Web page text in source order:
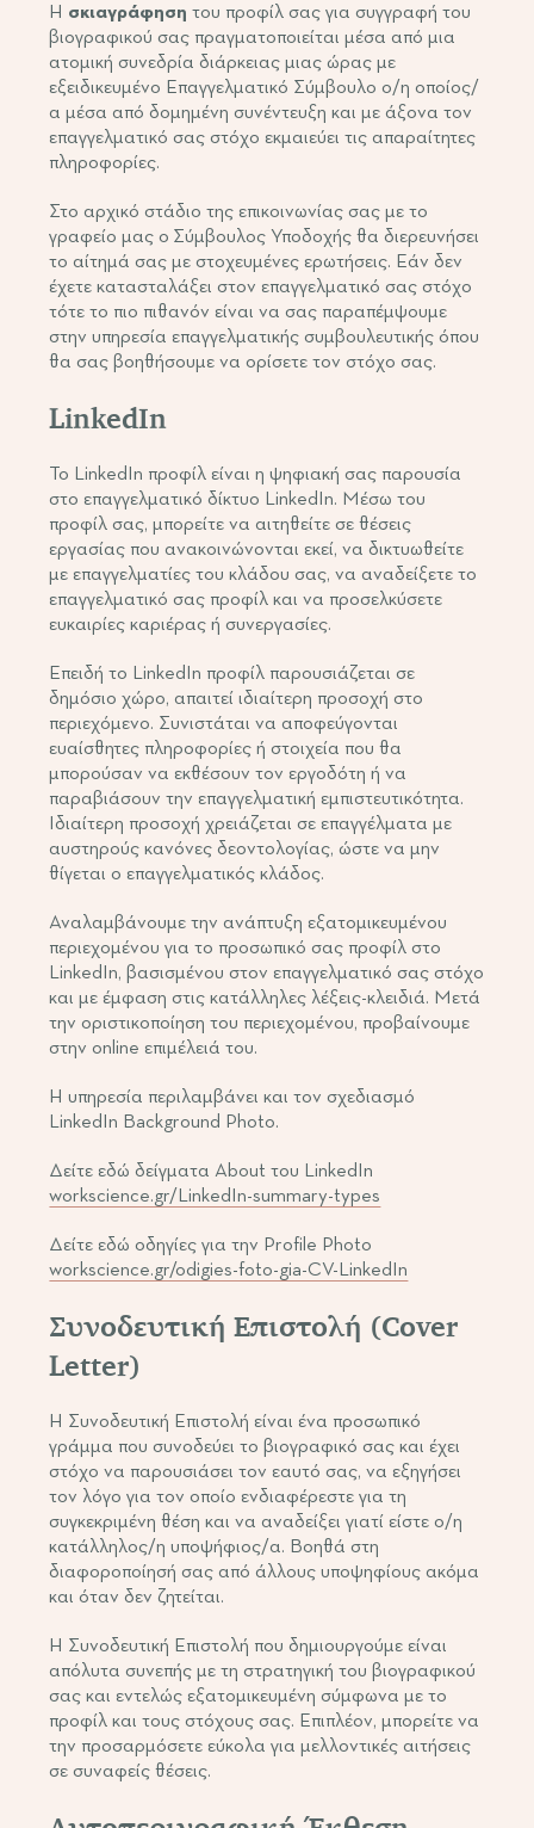
Η σκιαγράφηση του προφίλ σας για συγγραφή του
βιογραφικού σας πραγματοποιείται μέσα από μια
ατομική συνεδρία διάρκειας μιας ώρας με
εξειδικευμένο Επαγγελματικό Σύμβουλο ο/η οποίος/
α μέσα από δομημένη συνέντευξη και με άξονα τον
επαγγελματικό σας στόχο εκμαιεύει τις απαραίτητες
πληροφορίες.
Στο αρχικό στάδιο της επικοινωνίας σας με το
γραφείο μας ο Σύμβουλος Υποδοχής θα διερευνήσει
το αίτημά σας με στοχευμένες ερωτήσεις. Εάν δεν
έχετε κατασταλάξει στον επαγγελματικό σας στόχο
τότε το πιο πιθανόν είναι να σας παραπέμψουμε
στην υπηρεσία επαγγελματικής συμβουλευτικής όπου
θα σας βοηθήσουμε να ορίσετε τον στόχο σας.
LinkedIn
Το LinkedIn προφίλ είναι η ψηφιακή σας παρουσία
στο επαγγελματικό δίκτυο LinkedIn. Μέσω του
προφίλ σας, μπορείτε να αιτηθείτε σε θέσεις
εργασίας που ανακοινώνονται εκεί, να δικτυωθείτε
με επαγγελματίες του κλάδου σας, να αναδείξετε το
επαγγελματικό σας προφίλ και να προσελκύσετε
ευκαιρίες καριέρας ή συνεργασίες.
Επειδή το LinkedIn προφίλ παρουσιάζεται σε
δημόσιο χώρο, απαιτεί ιδιαίτερη προσοχή στο
περιεχόμενο. Συνιστάται να αποφεύγονται
ευαίσθητες πληροφορίες ή στοιχεία που θα
μπορούσαν να εκθέσουν τον εργοδότη ή να
παραβιάσουν την επαγγελματική εμπιστευτικότητα.
Ιδιαίτερη προσοχή χρειάζεται σε επαγγέλματα με
αυστηρούς κανόνες δεοντολογίας, ώστε να μην
θίγεται ο επαγγελματικός κλάδος.
Αναλαμβάνουμε την ανάπτυξη εξατομικευμένου
περιεχομένου για το προσωπικό σας προφίλ στο
LinkedIn, βασισμένου στον επαγγελματικό σας στόχο
και με έμφαση στις κατάλληλες λέξεις-κλειδιά. Μετά
την οριστικοποίηση του περιεχομένου, προβαίνουμε
στην online επιμέλειά του.
Η υπηρεσία περιλαμβάνει και τον σχεδιασμό
LinkedIn Background Photo.
Δείτε εδώ δείγματα About του LinkedIn
workscience.gr/LinkedIn-summary-types
Δείτε εδώ οδηγίες για την Profile Photo
workscience.gr/odigies-foto-gia-CV-LinkedIn
Συνοδευτική Επιστολή (Cover
Letter)
Η Συνοδευτική Επιστολή είναι ένα προσωπικό
γράμμα που συνοδεύει το βιογραφικό σας και έχει
στόχο να παρουσιάσει τον εαυτό σας, να εξηγήσει
τον λόγο για τον οποίο ενδιαφέρεστε για τη
συγκεκριμένη θέση και να αναδείξει γιατί είστε ο/η
κατάλληλος/η υποψήφιος/α. Βοηθά στη
διαφοροποίησή σας από άλλους υποψηφίους ακόμα
και όταν δεν ζητείται.
Η Συνοδευτική Επιστολή που δημιουργούμε είναι
απόλυτα συνεπής με τη στρατηγική του βιογραφικού
σας και εντελώς εξατομικευμένη σύμφωνα με το
προφίλ και τους στόχους σας. Επιπλέον, μπορείτε να
την προσαρμόσετε εύκολα για μελλοντικές αιτήσεις
σε συναφείς θέσεις.